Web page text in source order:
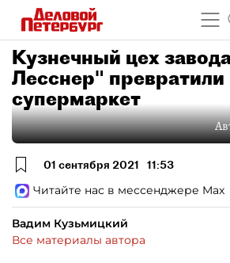
Кузнечный цех
Лесснер" превратили
супермаркет
01 сентября 2021 11:53
Читайте нас в мессенджере Max
Вадим Кузьмицкий
Все материалы автора